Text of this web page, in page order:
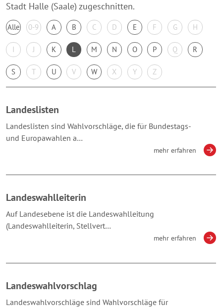
Stadt Halle (Saale) zugeschnitten.
Alle 0-9 A B C D E F G H
I J K L M N O P Q R
S T U V W X Y Z
Landeslisten
Landeslisten sind Wahlvorschläge, die für Bundestags-
und Europawahlen a…
mehr erfahren
Landeswahlleiterin
Auf Landesebene ist die Landeswahlleitung
(Landeswahlleiterin, Stellvert…
mehr erfahren
Landeswahlvorschlag
Landeswahlvorschläge sind Wahlvorschläge für